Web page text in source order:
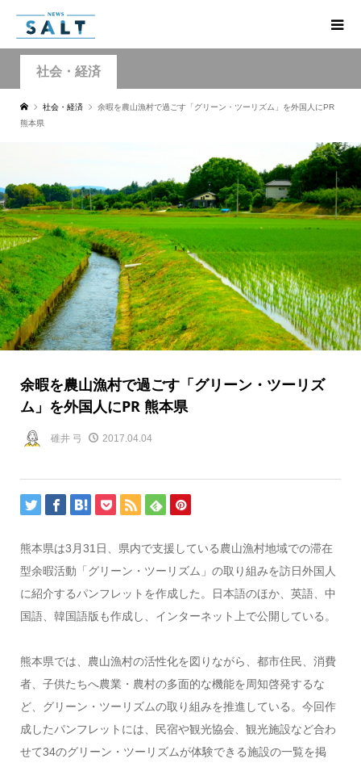
社会・経済
社会・経済
余暇を農山漁村で過ごす「グリーン・ツーリズム」を外国人にPR
熊本県
余暇を農山漁村で過ごす「グリーン・ツーリズ
ム」を外国人にPR 熊本県
碓井 弓 2017.04.04
熊本県は3月31日、県内で支援している農山漁村地域での滞在
型余暇活動「グリーン・ツーリズム」の取り組みを訪日外国人
に紹介するパンフレットを作成した。日本語のほか、英語、中
国語、韓国語版も作成し、インターネット上で公開している。
熊本県では、農山漁村の活性化を図りながら、都市住民、消費
者、子供たちへ農業・農村の多面的な機能を周知啓発するな
ど、グリーン・ツーリズムの取り組みを推進している。今回作
成したパンフレットには、民宿や観光協会、観光施設など合わ
せて34のグリーン・ツーリズムが体験できる施設の一覧を掲